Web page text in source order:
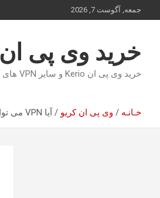
محتوا
جمعه, آگوست 7, 2026
خرید وی پی ان Kerio
خرید وی پی ان Kerio و سایر VPN های کریو
خـانـه وی پی ان کریو آیا VPN می تواند IP شما را پنهان کند؟